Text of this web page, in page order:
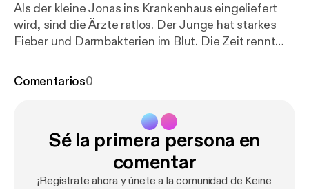
Als der kleine Jonas ins Krankenhaus eingeliefert
wird, sind die Ärzte ratlos. Der Junge hat starkes
Fieber und Darmbakterien im Blut. Die Zeit rennt
herausfinden, was das Kind krank macht, denn
Comentarios0
Sé la primera persona en
comentar
¡Regístrate ahora y únete a la comunidad de Keine